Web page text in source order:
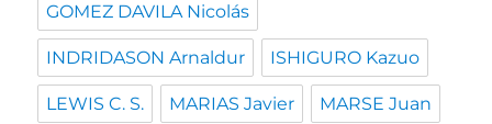
GOMEZ DAVILA Nicolás
INDRIDASON Arnaldur ISHIGURO Kazuo
LEWIS C. S. MARIAS Javier MARSE Juan